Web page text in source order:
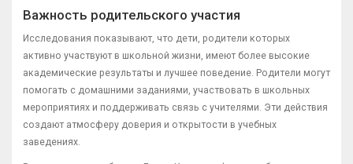
Важность родительского участия
Исследования показывают, что дети, родители которых
активно участвуют в школьной жизни, имеют более высокие
академические результаты и лучшее поведение. Родители могут
помогать с домашними заданиями, участвовать в школьных
мероприятиях и поддерживать связь с учителями. Эти действия
создают атмосферу доверия и открытости в учебных
заведениях.